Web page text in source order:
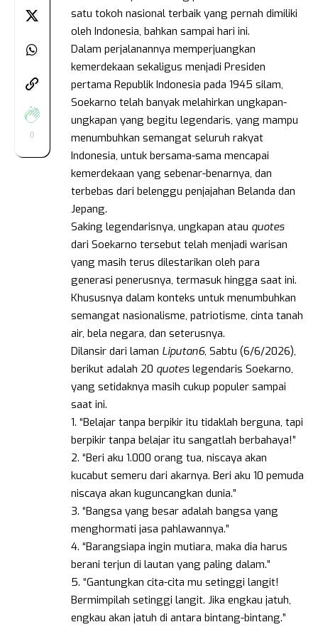
0
satu tokoh nasional terbaik yang pernah dimiliki
oleh Indonesia, bahkan sampai hari ini.
Dalam perjalanannya memperjuangkan
kemerdekaan sekaligus menjadi Presiden
pertama Republik Indonesia pada 1945 silam,
Soekarno telah banyak melahirkan ungkapan-
ungkapan yang begitu legendaris, yang mampu
menumbuhkan semangat seluruh rakyat
Indonesia, untuk bersama-sama mencapai
kemerdekaan yang sebenar-benarnya, dan
terbebas dari belenggu penjajahan Belanda dan
Jepang.
Saking legendarisnya, ungkapan atau quotes
dari Soekarno tersebut telah menjadi warisan
yang masih terus dilestarikan oleh para
generasi penerusnya, termasuk hingga saat ini.
Khususnya dalam konteks untuk menumbuhkan
semangat nasionalisme, patriotisme, cinta tanah
air, bela negara, dan seterusnya.
Dilansir dari laman Liputan6, Sabtu (6/6/2026),
berikut adalah 20 quotes legendaris Soekarno,
yang setidaknya masih cukup populer sampai
saat ini.
1. “Belajar tanpa berpikir itu tidaklah berguna, tapi
berpikir tanpa belajar itu sangatlah berbahaya!”
2. “Beri aku 1.000 orang tua, niscaya akan
kucabut semeru dari akarnya. Beri aku 10 pemuda
niscaya akan kuguncangkan dunia.”
3. “Bangsa yang besar adalah bangsa yang
menghormati jasa pahlawannya.”
4. “Barangsiapa ingin mutiara, maka dia harus
berani terjun di lautan yang paling dalam.”
5. “Gantungkan cita-cita mu setinggi langit!
Bermimpilah setinggi langit. Jika engkau jatuh,
engkau akan jatuh di antara bintang-bintang.”